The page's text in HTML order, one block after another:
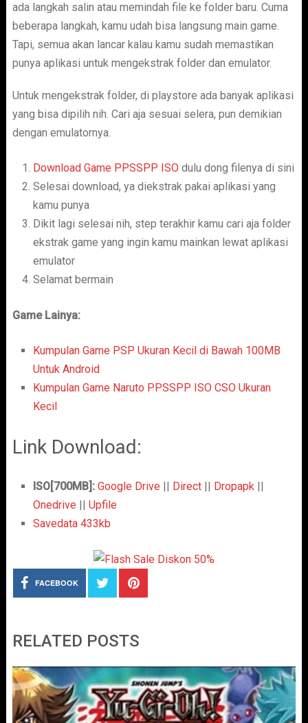
ada langkah salin atau memindah file ke folder baru. Cuma
beberapa langkah, kamu udah bisa langsung main game.
Tapi, semua akan lancar kalau kamu sudah memastikan
punya aplikasi untuk mengekstrak folder dan emulator.
Untuk mengekstrak folder, di playstore ada banyak aplikasi
yang bisa dipilih nih. Cari aja sesuai selera, pun demikian
dengan emulatornya.
Download Game PPSSPP ISO dulu dong filenya di sini
Selesai download, ya diekstrak pakai aplikasi yang
kamu punya
Dikit lagi selesai nih, step terakhir kamu cari aja folder
ekstrak game yang ingin kamu mainkan lewat aplikasi
emulator
Selamat bermain
Game Lainya:
Kumpulan Game PSP Ukuran Kecil di Bawah 100MB
Untuk Android
Kumpulan Game Naruto PPSSPP ISO CSO Ukuran
Kecil
Link Download:
ISO[700MB]: Google Drive || Direct|| Dropapk ||
Onedrive || Upfile
Savedata 433kb
FACEBOOK
RELATED POSTS